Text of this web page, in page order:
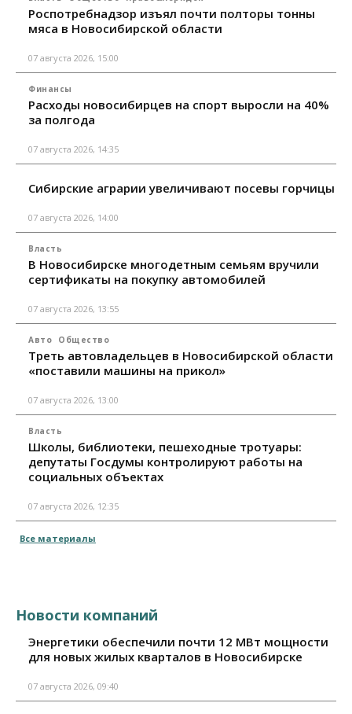
Роспотребнадзор изъял почти полторы тонны
мяса в Новосибирской области
07 августа 2026, 15:00
Финансы
Расходы новосибирцев на спорт выросли на 40%
за полгода
07 августа 2026, 14:35
Сибирские аграрии увеличивают посевы горчицы
07 августа 2026, 14:00
Власть
В Новосибирске многодетным семьям вручили
сертификаты на покупку автомобилей
07 августа 2026, 13:55
Авто Общество
Треть автовладельцев в Новосибирской области
«поставили машины на прикол»
07 августа 2026, 13:00
Власть
Школы, библиотеки, пешеходные тротуары:
депутаты Госдумы контролируют работы на
социальных объектах
07 августа 2026, 12:35
Все материалы
Новости компаний
Энергетики обеспечили почти 12 МВт мощности
для новых жилых кварталов в Новосибирске
07 августа 2026, 09:40